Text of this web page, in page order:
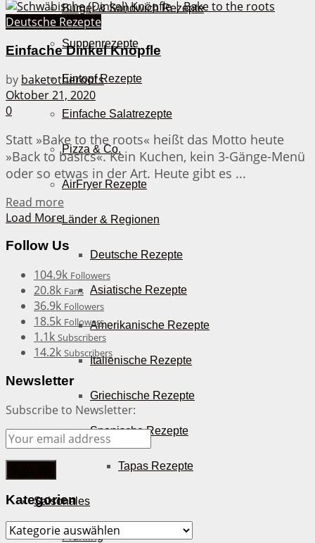
Burger & Sandwich Rezepte
Suppenrezepte
Eintopf Rezepte
Einfache Salatrezepte
Pizza & Co.
AirFryer Rezepte
Länder & Regionen
Deutsche Rezepte
Asiatische Rezepte
Amerikanische Rezepte
Italienische Rezepte
Griechische Rezepte
Spanische Rezepte
Tapas Rezepte
Saisonales
Frühling
Deutsche Rezepte
Einfache Dinkel Knöpfle
by baketotheroots
Oktober 21, 2020
0
Statt »Bake to the roots« heißt das Motto heute
»Back to basics«. Kein Kuchen, kein 3-Gänge-Menü
oder so etwas in der Art. Heute gibt es ...
Read more
Load More
Follow Us
104.9k Followers
20.8k Fans
36.9k Followers
18.5k Followers
1.1k Subscribers
14.2k Subscribers
Newsletter
Subscribe to Newsletter:
Kategorien
Kategorien